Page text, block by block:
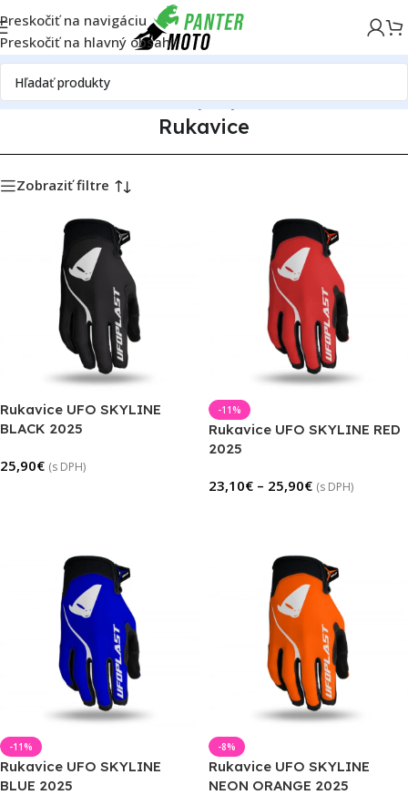
Preskočiť na navigáciu
Preskočiť na hlavný obsah
DomovOFF ROADOblečenie a výstrojMX oblečenieRukavice
Rukavice
Zobraziť filtre
Rukavice UFO SKYLINE
BLACK 2025
25,90€ (s DPH)
-11%
Rukavice UFO SKYLINE RED
2025
23,10€ – 25,90€ (s DPH)
-11%
Rukavice UFO SKYLINE
BLUE 2025
-8%
Rukavice UFO SKYLINE
NEON ORANGE 2025